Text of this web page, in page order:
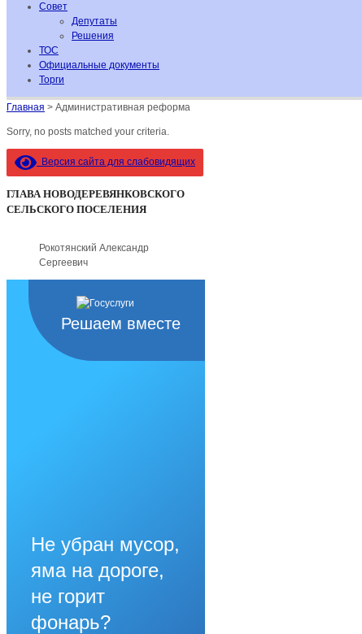
Совет
Депутаты
Решения
ТОС
Официальные документы
Торги
Главная > Административная реформа
Sorry, no posts matched your criteria.
Версия сайта для слабовидящих
ГЛАВА НОВОДЕРЕВЯНКОВСКОГО
СЕЛЬСКОГО ПОСЕЛЕНИЯ
Рокотянский Александр
Сергеевич
Решаем вместе
Не убран мусор,
яма на дороге,
не горит
фонарь?